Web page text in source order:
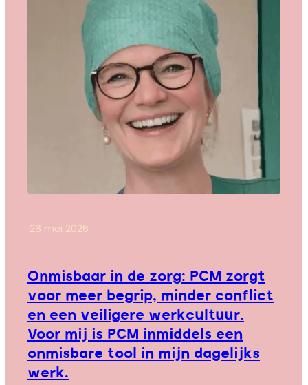
·26 mei 2026
Onmisbaar in de zorg: PCM zorgt
voor meer begrip, minder conflict
en een veiligere werkcultuur.
Voor mij is PCM inmiddels een
onmisbare tool in mijn dagelijks
werk.